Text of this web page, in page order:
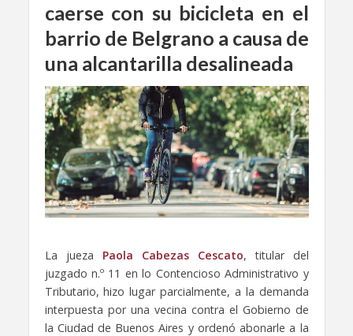
caerse con su bicicleta en el
barrio de Belgrano a causa de
una alcantarilla desalineada
La jueza Paola Cabezas Cescato, titular del
juzgado n.º 11 en lo Contencioso Administrativo y
Tributario, hizo lugar parcialmente, a la demanda
interpuesta por una vecina contra el Gobierno de
la Ciudad de Buenos Aires y ordenó abonarle a la